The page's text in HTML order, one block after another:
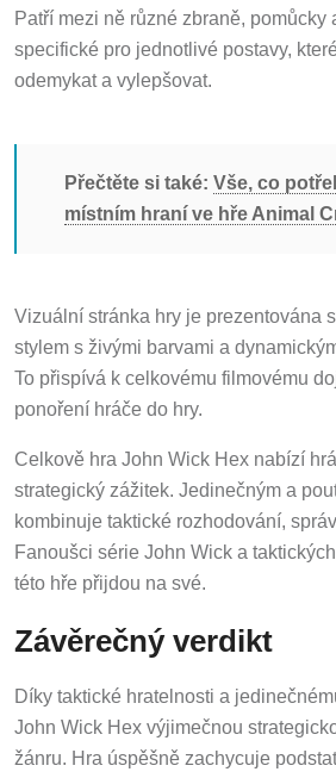
Patří mezi ně různé zbraně, pomůcky
specifické pro jednotlivé postavy,
odemykat a vylepšovat.
Přečtěte si také: Vše, co
místním hraní ve hře Animal
Vizuální stránka hry je prezentována
stylem s živými barvami a
To přispívá k celkovému filmovému
ponoření hráče do hry.
Celkově hra John Wick Hex nabízí
strategický zážitek. Jedinečným a
kombinuje taktické rozhodování,
Fanoušci série John Wick a
této hře přijdou na své.
Závěrečný verdikt
Díky taktické hratelnosti a
John Wick Hex výjimečnou
žánru. Hra úspěšně zachycuje